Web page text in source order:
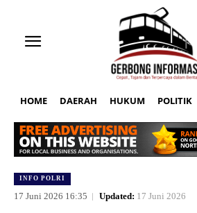
HOME DAERAH HUKUM POLITIK
INFO POLRI
17 Juni 2026 16:35 Updated: 17 Juni 2026